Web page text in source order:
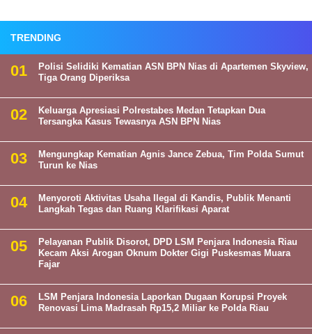
TRENDING
Polisi Selidiki Kematian ASN BPN Nias di Apartemen Skyview,
Tiga Orang Diperiksa
Keluarga Apresiasi Polrestabes Medan Tetapkan Dua
Tersangka Kasus Tewasnya ASN BPN Nias
Mengungkap Kematian Agnis Jance Zebua, Tim Polda Sumut
Turun ke Nias
Menyoroti Aktivitas Usaha Ilegal di Kandis, Publik Menanti
Langkah Tegas dan Ruang Klarifikasi Aparat
Pelayanan Publik Disorot, DPD LSM Penjara Indonesia Riau
Kecam Aksi Arogan Oknum Dokter Gigi Puskesmas Muara
Fajar
LSM Penjara Indonesia Laporkan Dugaan Korupsi Proyek
Renovasi Lima Madrasah Rp15,2 Miliar ke Polda Riau